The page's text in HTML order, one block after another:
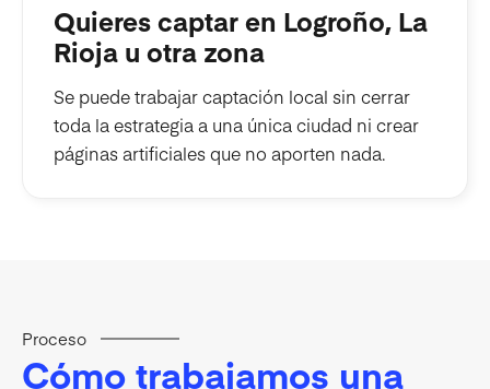
Quieres captar en Logroño, La
Rioja u otra zona
Se puede trabajar captación local sin cerrar
toda la estrategia a una única ciudad ni crear
páginas artificiales que no aporten nada.
Proceso
Cómo trabajamos una